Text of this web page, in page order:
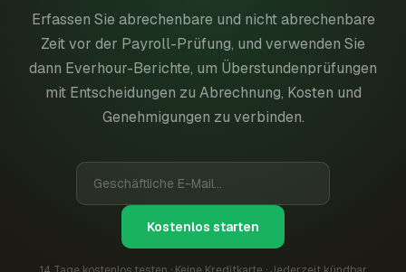
Erfassen Sie abrechenbare und nicht abrechenbare
Zeit vor der Payroll-Prüfung, und verwenden Sie
dann Everhour-Berichte, um Überstundenprüfungen
mit Entscheidungen zu Abrechnung, Kosten und
Genehmigungen zu verbinden.
Kostenlos starten